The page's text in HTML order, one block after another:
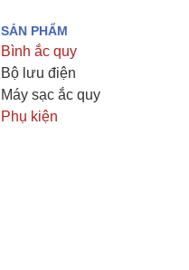
SẢN PHẨM
Bình ắc quy
Bộ lưu điện
Máy sạc ắc quy
Phụ kiện